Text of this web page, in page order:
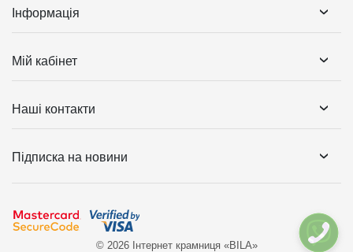
Інформація
Мій кабінет
Наші контакти
Підписка на новини
© 2026 Інтернет крамниця «BILA»